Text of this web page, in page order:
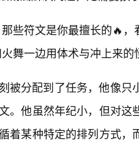
那些符文是你最擅长的🔥
火舞一边用体术与冲上来
被分配到了任务，他像
。他虽然年纪小，但对
着某种特定的排列方式